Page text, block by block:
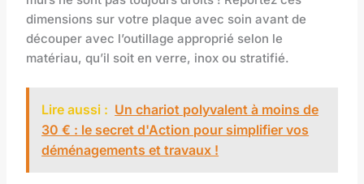
dimensions sur votre plaque avec soin avant de
découper avec l’outillage approprié selon le
matériau, qu’il soit en verre, inox ou stratifié.
Lire aussi : Un chariot polyvalent à moins de
30 € : le secret d'Action pour simplifier vos
déménagements et travaux !